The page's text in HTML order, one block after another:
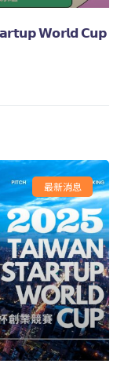
𝗪𝗼𝗿𝗹𝗱 𝗖𝘂𝗽
最新消息